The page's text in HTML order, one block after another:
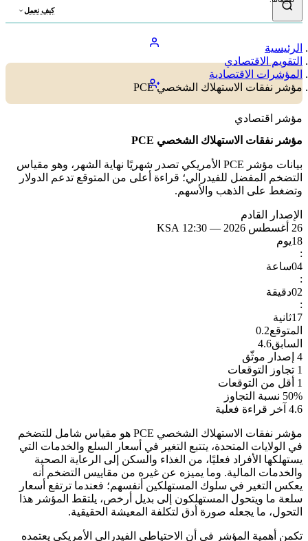
كيف نعمل
الرئيسية
التقويم الاقتصادي
المؤشرات الاقتصادية
مؤشر نفقات الاستهلاك الشخصي PCE
مؤشر اقتصادي
مؤشر نفقات الاستهلاك الشخصي PCE
بيانات مؤشر PCE الأمريكي تصدر شهريًا نهاية الشهر، وهو مقياس
التضخم المفضل للفيدرالي؛ قراءة أعلى من المتوقع تدعم الدولار
وتضغط على الذهب والأسهم.
الإصدار القادم
26 أغسطس 2026 — 12:30 KSA
18يوم
:
04ساعة
:
02دقيقة
:
16ثانية
المتوقع0.2
السابق4.6
4 إصدار موثّق
1 تجاوز التوقعات
1 أقل من التوقعات
50% نسبة التجاوز
4.6 آخر قراءة فعلية
مؤشر نفقات الاستهلاك الشخصي PCE هو مقياس شامل للتضخم
في الولايات المتحدة، يتتبع التغير في أسعار السلع والخدمات التي
يستهلكها الأفراد فعليًا، من الغذاء والسكن إلى الرعاية الصحية
والخدمات المالية. وما يميزه عن غيره من مقاييس التضخم أنه
يعكس التغير في سلوك المستهلكين أنفسهم؛ فعندما ترتفع أسعار
سلعة ما ويتحول المستهلكون إلى بديل أرخص، يلتقط المؤشر هذا
التحول، ما يجعله صورة أدق لتكلفة المعيشة الحقيقية.
تكمن أهمية المؤشر في أن الاحتياطي الفيدرالي الأمريكي يعتمده